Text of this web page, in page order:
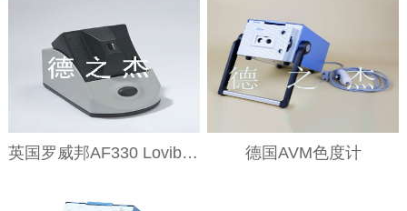
英国罗威邦AF330 LovibondEBC 色度目视比色仪 德国AVM色度计